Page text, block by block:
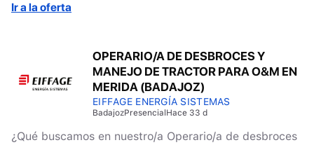
Ir a la oferta
OPERARIO/A DE DESBROCES Y
MANEJO DE TRACTOR PARA O&M EN
MERIDA (BADAJOZ)
EIFFAGE ENERGÍA SISTEMAS
BadajozPresencialHace 33 d
¿Qué buscamos en nuestro/a Operario/a de desbroces